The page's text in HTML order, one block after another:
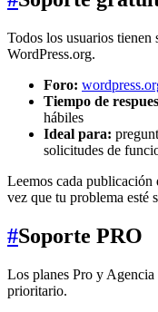
Todos los usuarios
WordPress.org.
Foro:
Tiempo de
hábiles
Ideal para:
solicitudes de
Leemos cada
vez que tu problema esté
#Soporte PRO
Los planes Pro y
prioritario.